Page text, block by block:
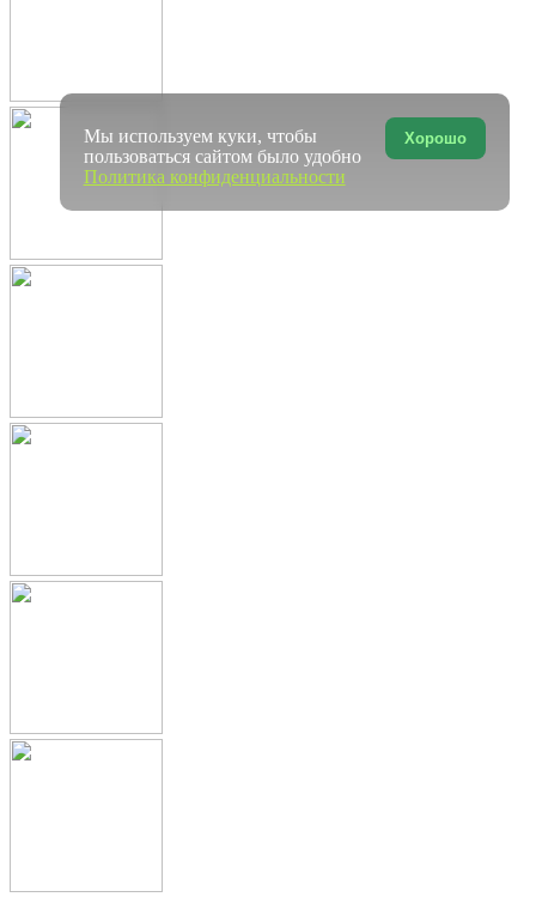
Хорошо
Мы используем куки, чтобы
пользоваться сайтом было удобно
Политика конфиденциальности